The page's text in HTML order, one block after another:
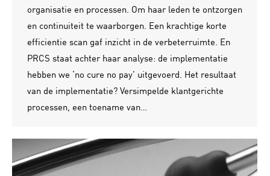
organisatie en processen. Om haar leden te ontzorgen
en continuiteit te waarborgen. Een krachtige korte
efficientie scan gaf inzicht in de verbeterruimte. En
PRCS staat achter haar analyse: de implementatie
hebben we ‘no cure no pay’ uitgevoerd. Het resultaat
van de implementatie? Versimpelde klantgerichte
processen, een toename van…